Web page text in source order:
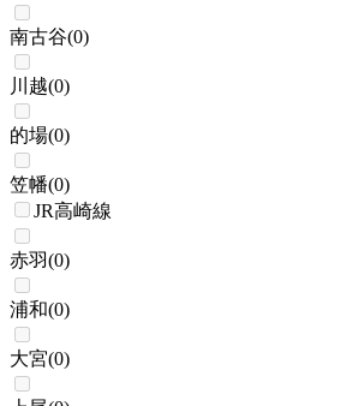
南古谷(0)
川越(0)
的場(0)
笠幡(0)
JR高崎線
赤羽(0)
浦和(0)
大宮(0)